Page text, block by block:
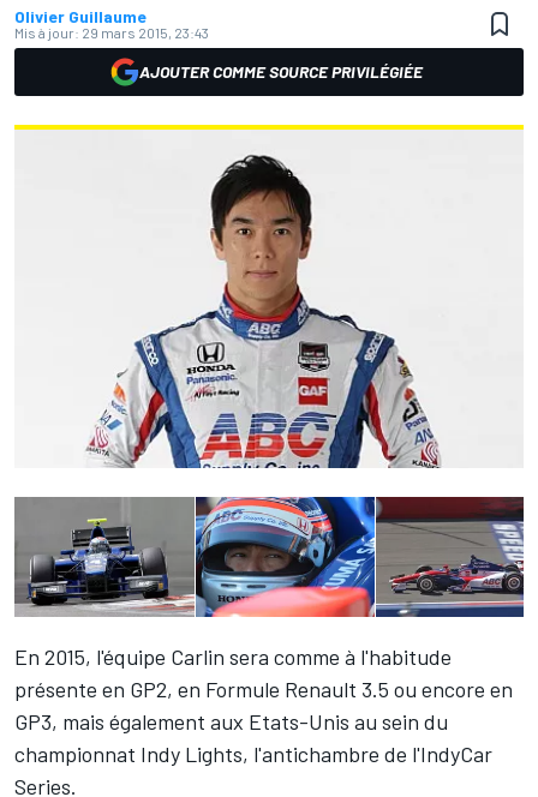
Olivier Guillaume
Mis à jour: 29 mars 2015, 23:43
AJOUTER COMME SOURCE PRIVILÉGIÉE
En 2015, l'équipe Carlin sera comme à l'habitude
présente en GP2, en Formule Renault 3.5 ou encore en
GP3, mais également aux Etats-Unis au sein du
championnat Indy Lights, l'antichambre de l'IndyCar
Series.